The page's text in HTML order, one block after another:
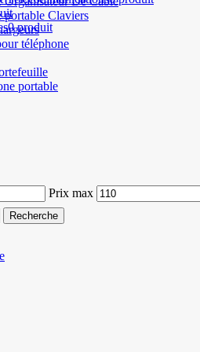
portable Claviers
téléphone
portable
Recherche
0 produit
Prix max